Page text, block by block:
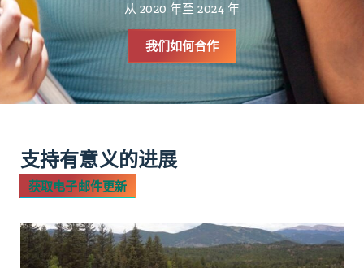
从 2020 年至 2024 年
我们如何合作
支持有意义的进展
获取电子邮件更新